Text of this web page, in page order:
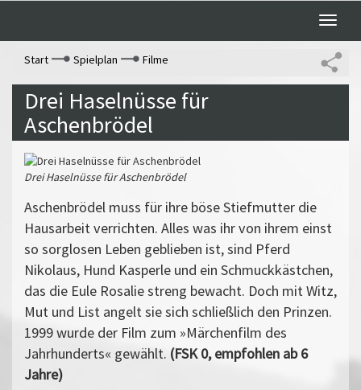
Toggle
Start
Spielplan Filme
Drei Haselnüsse für
Aschenbrödel
Drei Haselnüsse für Aschenbrödel
Aschenbrödel muss für ihre böse Stiefmutter die
Hausarbeit verrichten. Alles was ihr von ihrem einst
so sorglosen Leben geblieben ist, sind Pferd
Nikolaus, Hund Kasperle und ein Schmuckkästchen,
das die Eule Rosalie streng bewacht. Doch mit Witz,
Mut und List angelt sie sich schließlich den Prinzen.
1999 wurde der Film zum »Märchenfilm des
Jahrhunderts« gewählt. (FSK 0, empfohlen ab 6
Jahre)